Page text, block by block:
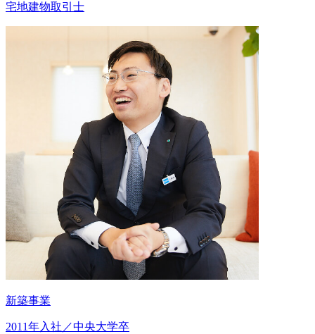
宅地建物取引士
新築事業
2011年入社／中央大学卒